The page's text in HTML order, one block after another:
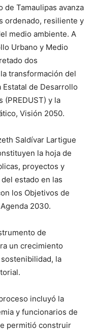
de Tamaulipas avanza
ordenado, resiliente y
medio ambiente. A
Urbano y Medio
dos
transformación del
de Desarrollo
(PREDUST) y la
Visión 2050.
Saldívar Lartigue
la hoja de
proyectos y
estado en las
los Objetivos de
2030.
de
un crecimiento
la
incluyó la
y funcionarios de
permitió construir